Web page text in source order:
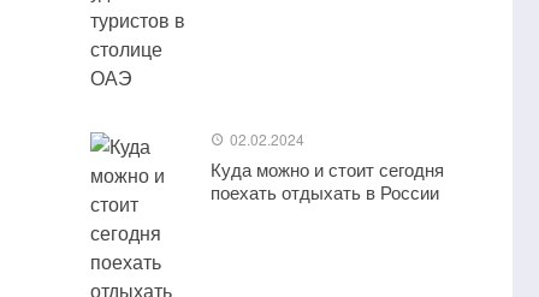
02.02.2024
Куда можно и стоит сегодня
поехать отдыхать в России